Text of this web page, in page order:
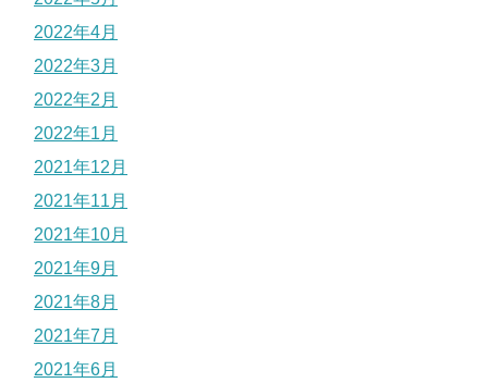
2022年4月
2022年3月
2022年2月
2022年1月
2021年12月
2021年11月
2021年10月
2021年9月
2021年8月
2021年7月
2021年6月